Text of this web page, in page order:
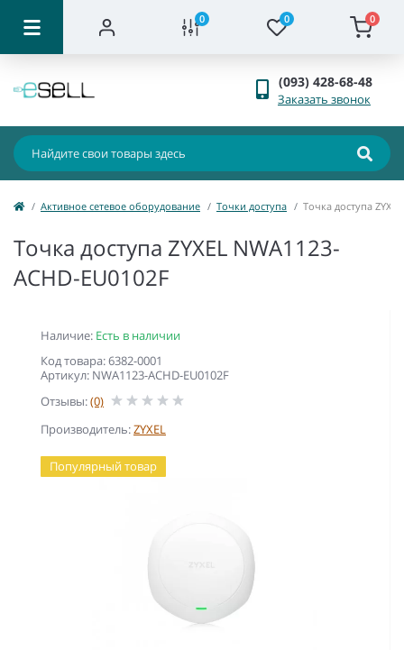
0 0 0
(093) 428-68-48
Заказать звонок
Активное сетевое оборудование Точки доступа Точка доступа
Точка доступа ZYXEL NWA1123-
ACHD-EU0102F
Наличие: Есть в наличии
Код товара: 6382-0001
Артикул: NWA1123-ACHD-EU0102F
Отзывы:(0)
Производитель:ZYXEL
Популярный товар